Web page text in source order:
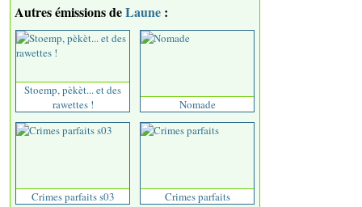
Autres émissions deLaune :
Stoemp, pèkèt... et des
rawettes !
Nomade
Crimes parfaits s03 Crimes parfaits